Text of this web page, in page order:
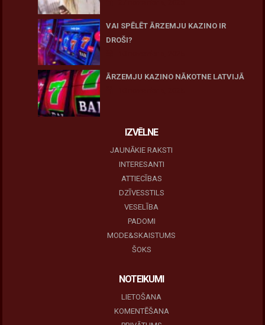
VAI SPĒLĒT ĀRZEMJU KAZINO IR
DROŠI?
ĀRZEMJU KAZINO NĀKOTNE LATVIJĀ
IZVĒLNE
JAUNĀKIE RAKSTI
INTERESANTI
ATTIECĪBAS
DZĪVESSTILS
VESELĪBA
PADOMI
MODE&SKAISTUMS
ŠOKS
NOTEIKUMI
LIETOŠANA
KOMENTĒŠANA